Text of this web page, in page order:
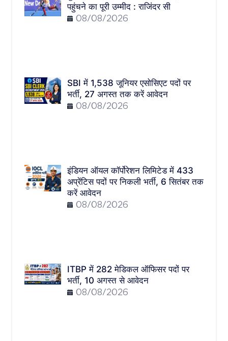
पहुंचने का पूरी उम्मीद : राजिंदर सी
08/08/2026
SBI में 1,538 जूनियर एसोसिएट पदों पर
भर्ती, 27 अगस्त तक करें आवेदन
08/08/2026
इंडियन ऑयल कॉर्पोरेशन लिमिटेड में 433
अप्रेंटिस पदों पर निकली भर्ती, 6 सितंबर तक
करें आवेदन
08/08/2026
ITBP में 282 मेडिकल ऑफिसर पदों पर
भर्ती, 10 अगस्त से आवेदन
08/08/2026